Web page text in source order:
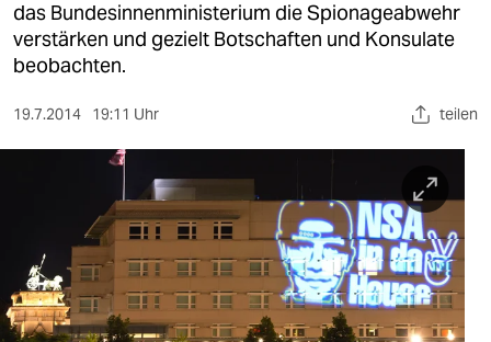
gesellschaft
kultur
sport
wahrheit
verlag
das Bundesinnenministerium die Spionageabwehr
verstärken und gezielt Botschaften und Konsulate
beobachten.
19.7.2014 19:11 Uhr teilen